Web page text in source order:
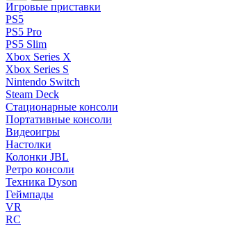
Игровые приставки
PS5
PS5 Pro
PS5 Slim
Xbox Series X
Xbox Series S
Nintendo Switch
Steam Deck
Стационарные консоли
Портативные консоли
Видеоигры
Настолки
Колонки JBL
Ретро консоли
Техника Dyson
Геймпады
VR
RC